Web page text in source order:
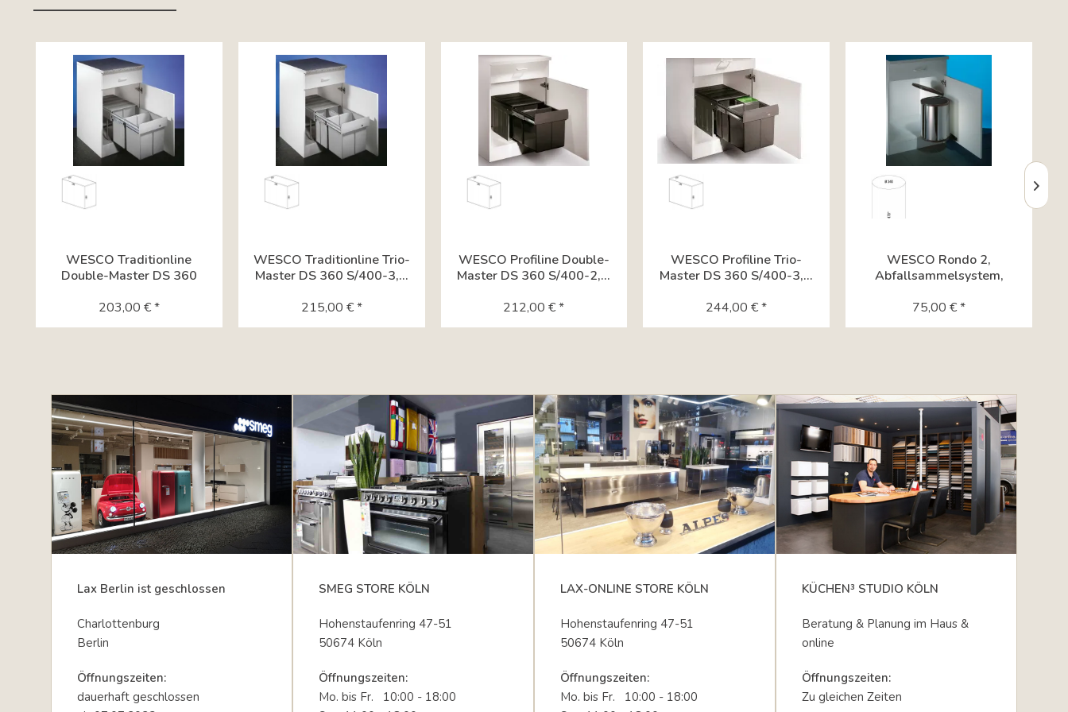
WESCO Traditionline
Double-Master DS 360
203,00 € *
WESCO Traditionline Trio-
Master DS 360 S/400-3,...
215,00 € *
WESCO Profiline Double-
Master DS 360 S/400-2,...
212,00 € *
WESCO Profiline Trio-
Master DS 360 S/400-3,...
244,00 € *
WESCO Rondo 2,
Abfallsammelsystem,
75,00 € *
Lax Berlin ist geschlossen
Charlottenburg
Berlin
Öffnungszeiten:
dauerhaft geschlossen
SMEG STORE KÖLN
Hohenstaufenring 47-51
50674 Köln
Öffnungszeiten:
Mo. bis Fr. 10:00 - 18:00
LAX-ONLINE STORE KÖLN
Hohenstaufenring 47-51
50674 Köln
Öffnungszeiten:
Mo. bis Fr. 10:00 - 18:00
KÜCHEN³ STUDIO KÖLN
Beratung & Planung im Haus &
online
Öffnungszeiten:
Zu gleichen Zeiten